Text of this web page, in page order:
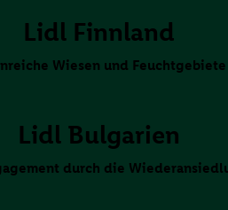
Lidl Finnland
Wiesen und
Lidl Bulgarien
durch die